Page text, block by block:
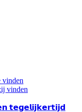
vinden
vinden
𝘁𝗲𝗴𝗲𝗹𝗶𝗷𝗸𝗲𝗿𝘁𝗶𝗷𝗱